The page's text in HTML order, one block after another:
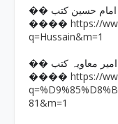
امام حسین کتب
���� https://
q=Hussain&m=1
امیر معاویہ کتب
���� https://
81&m=1